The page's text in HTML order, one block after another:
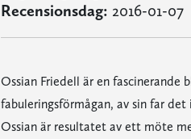
Recensionsdag: 2016-01-07
Ossian Friedell är en fascinerande
fabuleringsförmågan, av sin far
Ossian är resultatet av ett möte